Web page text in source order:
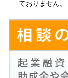
ておりません。